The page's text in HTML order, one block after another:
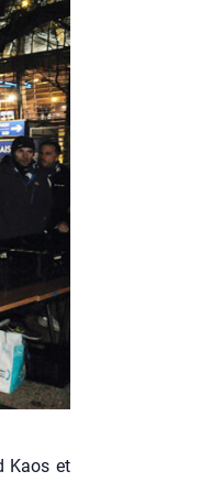
Kaos et